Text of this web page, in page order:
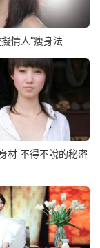
情人”瘦身法
材 不得不說的秘密